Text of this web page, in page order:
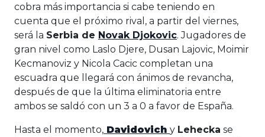
cobra más importancia si cabe teniendo en
cuenta que el próximo rival, a partir del viernes,
será la Serbia de Novak Djokovic. Jugadores de
gran nivel como Laslo Djere, Dusan Lajovic, Moimir
Kecmanoviz y Nicola Cacic completan una
escuadra que llegará con ánimos de revancha,
después de que la última eliminatoria entre
ambos se saldó con un 3 a 0 a favor de España.
Hasta el momento, Davidovich y Lehecka se